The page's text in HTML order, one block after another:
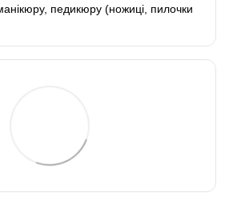
педикюру (ножиці, пилочки